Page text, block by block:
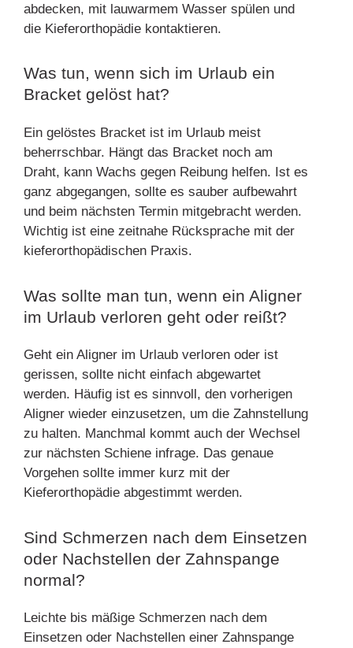
abdecken, mit lauwarmem Wasser spülen und
die Kieferorthopädie kontaktieren.
Was tun, wenn sich im Urlaub ein
Bracket gelöst hat?
Ein gelöstes Bracket ist im Urlaub meist
beherrschbar. Hängt das Bracket noch am
Draht, kann Wachs gegen Reibung helfen. Ist es
ganz abgegangen, sollte es sauber aufbewahrt
und beim nächsten Termin mitgebracht werden.
Wichtig ist eine zeitnahe Rücksprache mit der
kieferorthopädischen Praxis.
Was sollte man tun, wenn ein Aligner
im Urlaub verloren geht oder reißt?
Geht ein Aligner im Urlaub verloren oder ist
gerissen, sollte nicht einfach abgewartet
werden. Häufig ist es sinnvoll, den vorherigen
Aligner wieder einzusetzen, um die Zahnstellung
zu halten. Manchmal kommt auch der Wechsel
zur nächsten Schiene infrage. Das genaue
Vorgehen sollte immer kurz mit der
Kieferorthopädie abgestimmt werden.
Sind Schmerzen nach dem Einsetzen
oder Nachstellen der Zahnspange
normal?
Leichte bis mäßige Schmerzen nach dem
Einsetzen oder Nachstellen einer Zahnspange